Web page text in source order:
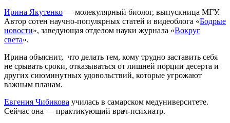
Ирина Якутенко — молекулярный биолог, выпускница МГУ.
Автор сотен научно-популярных статей и видеоблога «Бодрые
новости», заведующая отделом науки журнала «Вокруг
света».
Ирина объяснит, что делать тем, кому трудно заставить себя
не срывать сроки, отказываться от лишней порции десерта и
других сиюминутных удовольствий, которые угрожают
важным планам.
Евгения Чибикова училась в самарском медуниверситете.
Сейчас она — практикующий врач-психиатр.